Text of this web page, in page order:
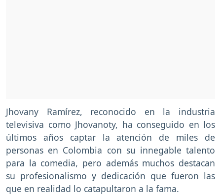
Jhovany Ramírez, reconocido en la industria
televisiva como Jhovanoty, ha conseguido en los
últimos años captar la atención de miles de
personas en Colombia con su innegable talento
para la comedia, pero además muchos destacan
su profesionalismo y dedicación que fueron las
que en realidad lo catapultaron a la fama.